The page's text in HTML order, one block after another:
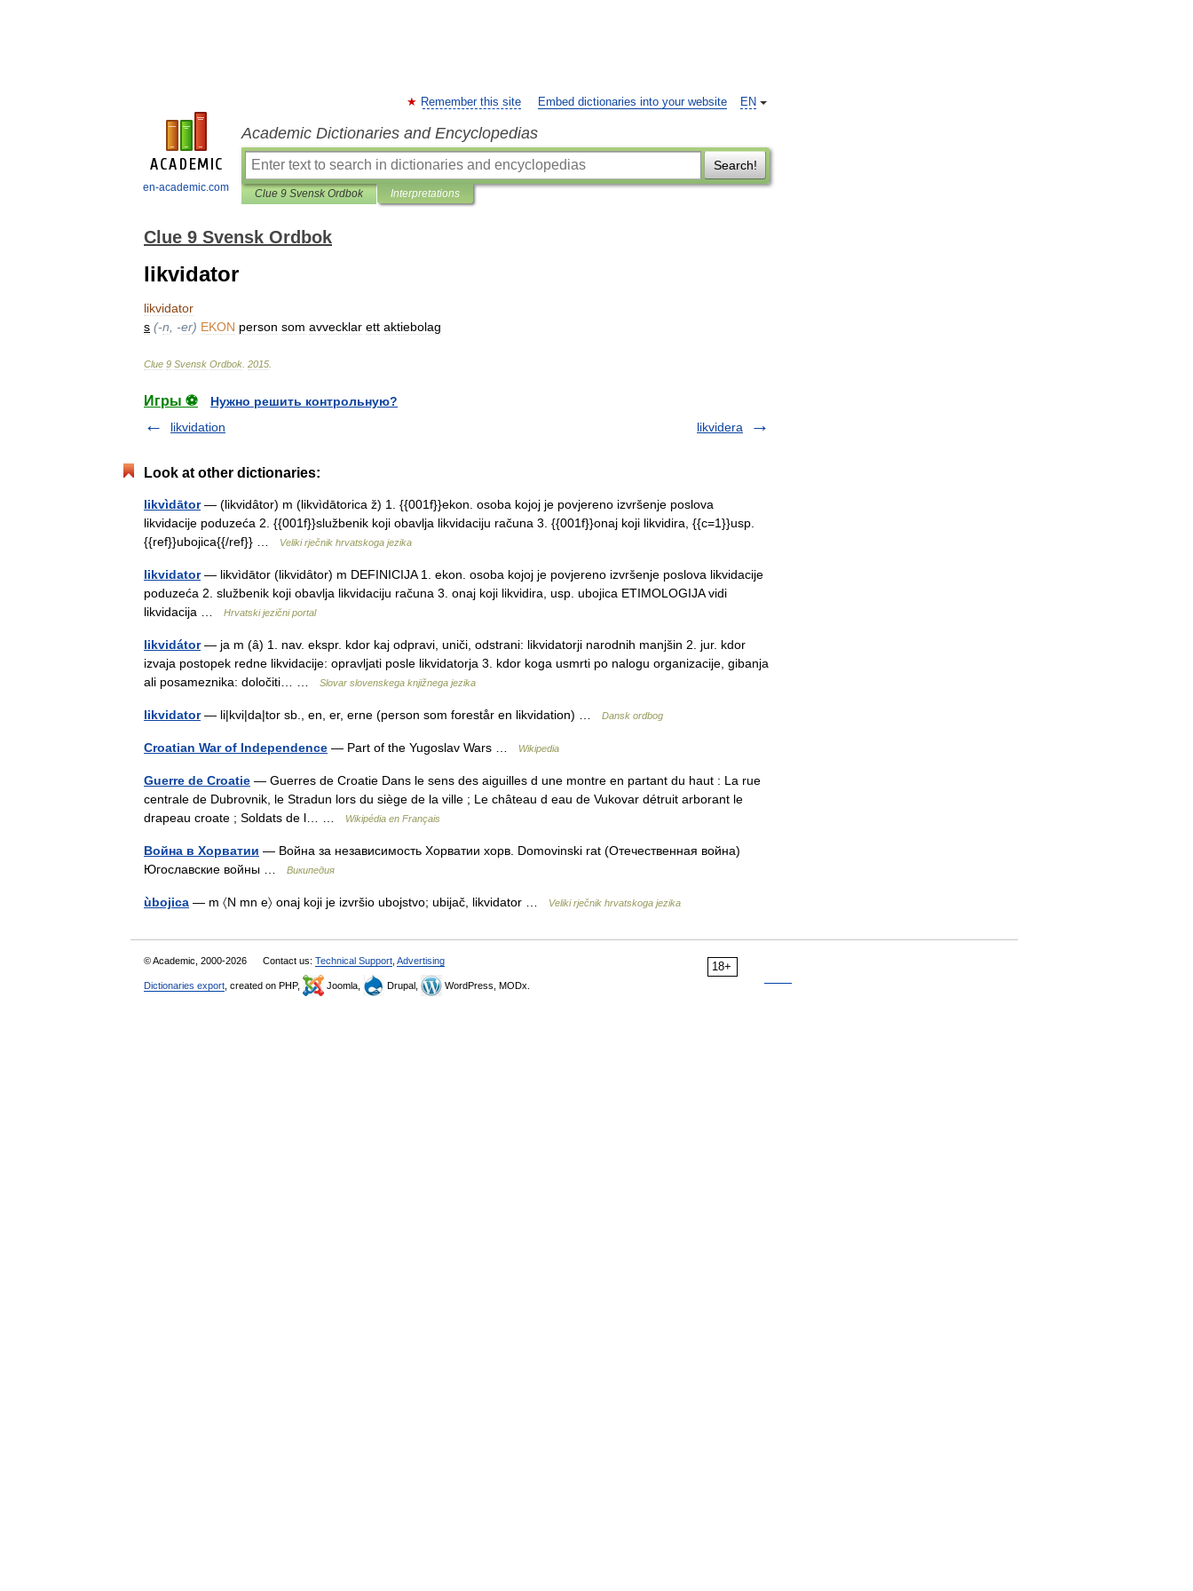
en-academic.com
EN
Remember this site Embed dictionaries into your website
Academic Dictionaries and Encyclopedias
Search!
Clue 9 Svensk Ordbok Interpretations
Clue 9 Svensk Ordbok
likvidator
likvidator
s (-n , -er) EKON person som avvecklar ett aktiebolag
Clue 9 Svensk Ordbok 2015
Игры ⚽
Нужно решить контрольную?
likvidation
likvidera
Look at other dictionaries:
likvìdātor— (likvidȃtor) m (likvìdātorica ž) 1. {{001f}}ekon. osoba kojoj je povjereno izvršenje poslova
likvidacije poduzeća 2. {{001f}}službenik koji obavlja likvidaciju računa 3. {{001f}}onaj koji likvidira, {{c=1}}usp.
{{ref}}ubojica{{/ref}} …
Veliki rječnik hrvatskoga jezika
likvidator— likvìdātor (likvidȃtor) m DEFINICIJA 1. ekon. osoba kojoj je povjereno izvršenje poslova likvidacije
poduzeća 2. službenik koji obavlja likvidaciju računa 3. onaj koji likvidira, usp. ubojica ETIMOLOGIJA vidi
likvidacija …
Hrvatski jezični portal
likvidátor— ja m (ȃ) 1. nav. ekspr. kdor kaj odpravi, uniči, odstrani: likvidatorji narodnih manjšin 2. jur. kdor
izvaja postopek redne likvidacije: opravljati posle likvidatorja 3. kdor koga usmrti po nalogu organizacije, gibanja
ali posameznika: določiti… …
Slovar slovenskega knjižnega jezika
likvidator— li|kvi|da|tor sb., en, er, erne (person som forestår en likvidation) … Dansk ordbog
Croatian War of Independence — Part of the Yugoslav Wars … Wikipedia
Guerre de Croatie — Guerres de Croatie Dans le sens des aiguilles d une montre en partant du haut : La rue
centrale de Dubrovnik, le Stradun lors du siège de la ville ; Le château d eau de Vukovar détruit arborant le
drapeau croate ; Soldats de l… …
Wikipédia en Français
Война в Хорватии — Война за независимость Хорватии хорв. Domovinski rat (Отечественная война)
Югославские войны …
Википедия
ùbojica — m 〈N mn e〉 onaj koji je izvršio ubojstvo; ubijač, likvidator … Veliki rječnik hrvatskoga jezika
18+
© Academic, 2000-2026 Contact us: Technical Support Advertising
Dictionaries export , created on PHP, Joomla, Drupal, WordPress, MODx.